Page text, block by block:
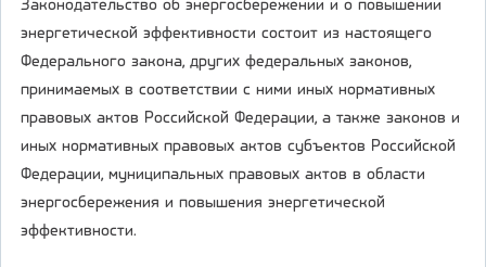
Законодательство об энергосбережении и о повышении
энергетической эффективности состоит из настоящего
Федерального закона, других федеральных законов,
принимаемых в соответствии с ними иных нормативных
правовых актов Российской Федерации, а также законов и
иных нормативных правовых актов субъектов Российской
Федерации, муниципальных правовых актов в области
энергосбережения и повышения энергетической
эффективности.